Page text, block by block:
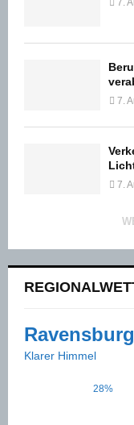
7.
7.
Ravensburg
Klarer Himmel
28%